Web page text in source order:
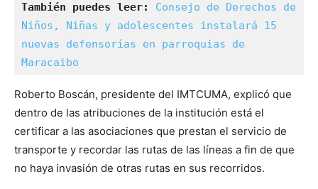
También puedes leer:
Consejo de Derechos de
Niños, Niñas y adolescentes instalará 15
nuevas defensorías en parroquias de
Maracaibo
Roberto Boscán, presidente del IMTCUMA, explicó que
dentro de las atribuciones de la institución está el
certificar a las asociaciones que prestan el servicio de
transporte y recordar las rutas de las líneas a fin de que
no haya invasión de otras rutas en sus recorridos.